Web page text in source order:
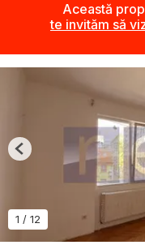
Această
te invităm să
1 / 12
Previous